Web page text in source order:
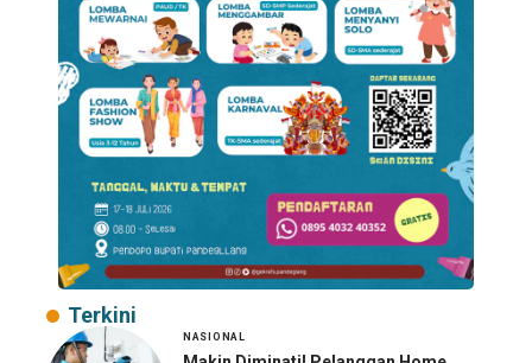
Terkini
NASIONAL